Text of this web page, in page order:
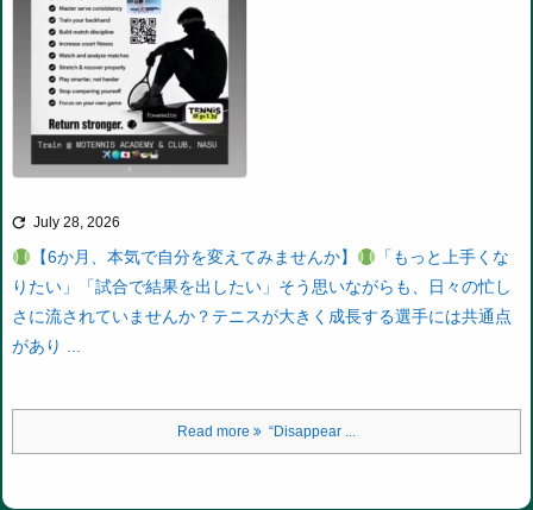
 July 28, 2026
【6か月、本気で自分を変えてみませんか】
「もっと上手くな
りたい」
「試合で結果を出したい」 そう思いながらも、日々の忙し
さに流されていませんか？ テニスが大きく成長する選手には共通点
があり ...
Read more “Disappear ...